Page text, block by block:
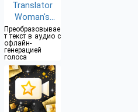
Translator
Woman's
Voice - TTS
Преобразовывае
т текст в аудио с
офлайн-
генерацией
голоса